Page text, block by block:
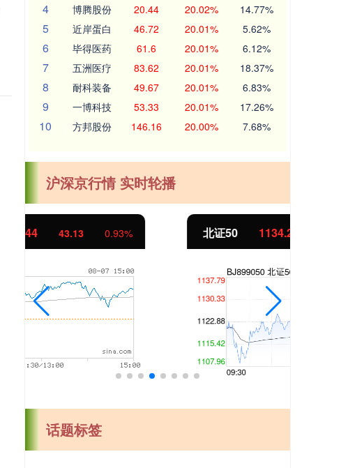
4 博腾股份 20.44 20.02% 14.77%
5 近岸蛋白 46.72 20.01% 5.62%
6 毕得医药 61.6 20.01% 6.12%
7 五洲医疗 83.62 20.01% 18.37%
8 耐科装备 49.67 20.01% 6.83%
9 一博科技 53.33 20.01% 17.26%
10 方邦股份 146.16 20.00% 7.68%
沪深京行情 实时轮播
北证50 1134.24 11.37 1.01%
话题标签